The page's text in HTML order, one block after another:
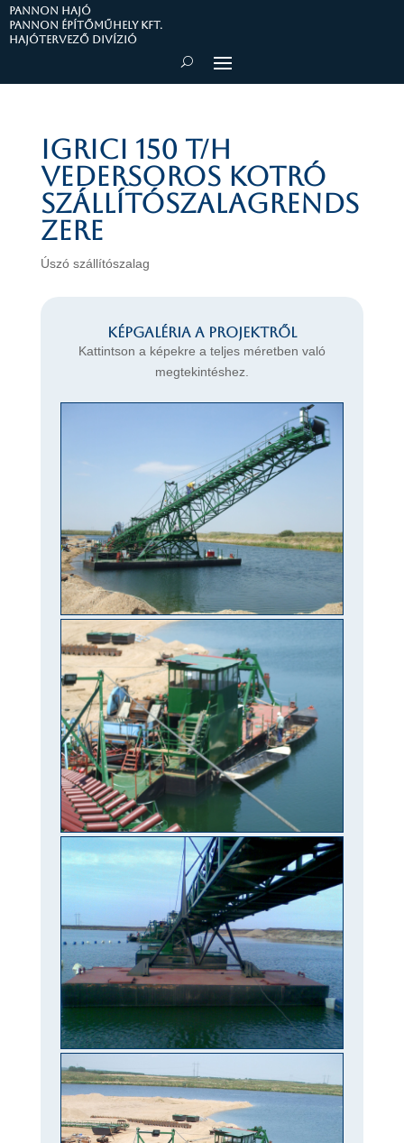
PANNON HAJÓ
Pannon Építőműhely Kft.
Hajótervező divízió
IGRICI 150 t/h
vedersoros kotró
szállítószalagrends
zere
Úszó szállítószalag
Képgaléria a projektről
Kattintson a képekre a teljes méretben való
megtekintéshez.